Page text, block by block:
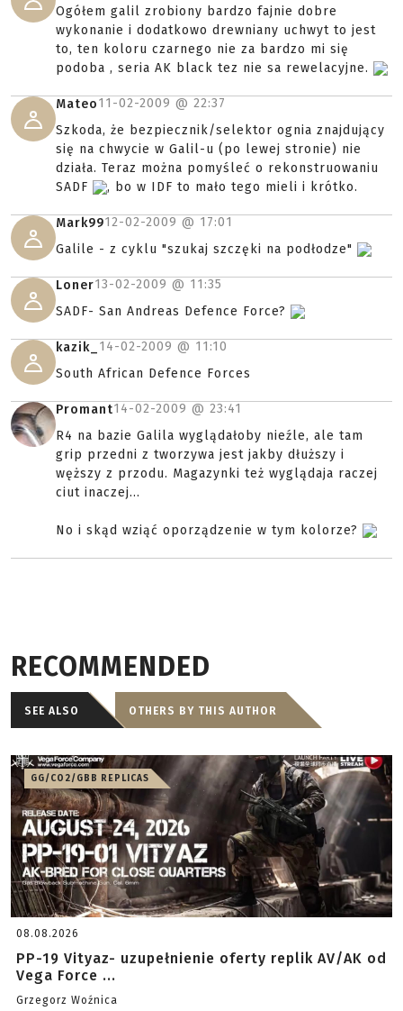
Ogółem galil zrobiony bardzo fajnie dobre
wykonanie i dodatkowo drewniany uchwyt to jest
to, ten koloru czarnego nie za bardzo mi się
podoba , seria AK black tez nie sa rewelacyjne.
Mateo11-02-2009 @ 22:37
Szkoda, że bezpiecznik/selektor ognia znajdujący
się na chwycie w Galil-u (po lewej stronie) nie
działa. Teraz można pomyśleć o rekonstruowaniu
SADF
, bo w IDF to mało tego mieli i krótko.
Mark9912-02-2009 @ 17:01
Galile - z cyklu "szukaj szczęki na podłodze"
Loner13-02-2009 @ 11:35
SADF- San Andreas Defence Force?
kazik_ 14-02-2009 @ 11:10
South African Defence Forces
Promant14-02-2009 @ 23:41
R4 na bazie Galila wyglądałoby nieźle, ale tam
grip przedni z tworzywa jest jakby dłuższy i
węższy z przodu. Magazynki też wyglądaja raczej
ciut inaczej...
No i skąd wziąć oporządzenie w tym kolorze?
RECOMMENDED
SEE ALSO OTHERS BY THIS AUTHOR
GG/CO2/GBB REPLICAS
08.08.2026
PP-19 Vityaz- uzupełnienie oferty replik AV/AK od
Vega Force ...
Grzegorz Woźnica